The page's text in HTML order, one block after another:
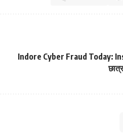
Indore Cyber Fraud Today: